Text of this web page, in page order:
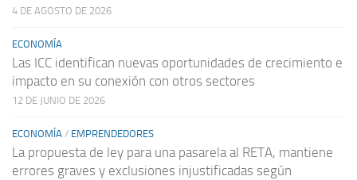
4 DE AGOSTO DE 2026
ECONOMÍA
Las ICC identifican nuevas oportunidades de crecimiento e
impacto en su conexión con otros sectores
12 DE JUNIO DE 2026
ECONOMÍA / EMPRENDEDORES
La propuesta de ley para una pasarela al RETA, mantiene
errores graves y exclusiones injustificadas según